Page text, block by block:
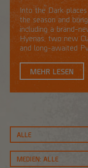
Into the Dark
the season and
including a brand-
Hyenas, two new
and long-awaited
MEHR LESEN